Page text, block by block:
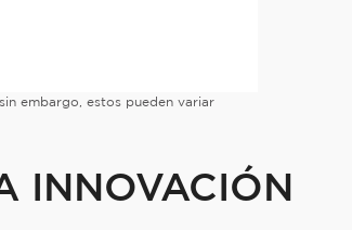
embargo, estos pueden variar
INNOVACIÓN